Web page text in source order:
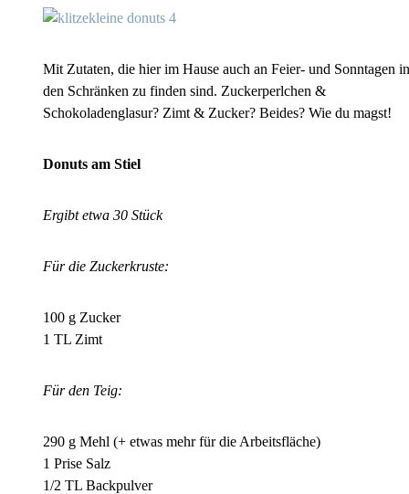
Mit Zutaten, die hier im Hause auch an Feier- und Sonntagen
den Schränken zu finden sind. Zuckerperlchen &
Schokoladenglasur? Zimt & Zucker? Beides? Wie du magst!
Donuts am Stiel
Ergibt etwa 30 Stück
Für die Zuckerkruste:
100 g Zucker
1 TL Zimt
Für den Teig:
290 g Mehl (+ etwas mehr für die Arbeitsfläche)
1 Prise Salz
1/2 TL Backpulver